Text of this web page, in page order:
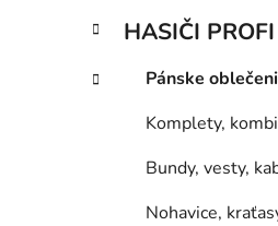
Preskočiť
kategórie
K
a
e
HASIČI
Pánske
Komplety,
Bundy, vesty,
Nohavice,